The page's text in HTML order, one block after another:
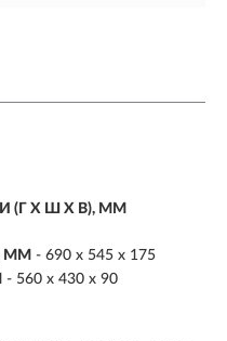
(Г X Ш X В), ММ
ММ - 690 x 545 x 175
- 560 x 430 x 90